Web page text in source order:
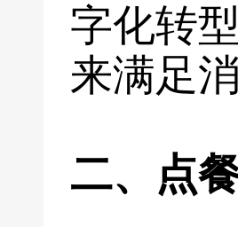
字化转
来满足
二、点